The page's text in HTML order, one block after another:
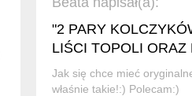
"2 PARY
LIŚCI TOPOLI ORAZ
Jak się chce mieć
właśnie takie!:) Polecam:)